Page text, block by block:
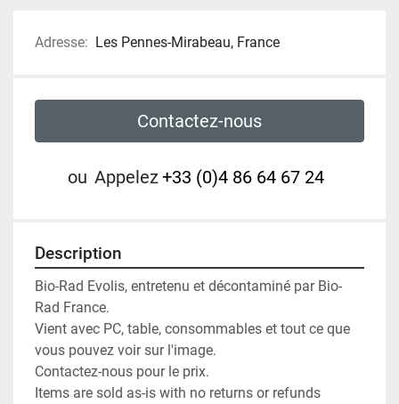
Adresse: Les Pennes-Mirabeau, France
Contactez-nous
ou Appelez+33 (0)4 86 64 67 24
Description
Bio-Rad Evolis, entretenu et décontaminé par Bio-
Rad France.
Vient avec PC, table, consommables et tout ce que
vous pouvez voir sur l'image.
Contactez-nous pour le prix.
Items are sold as-is with no returns or refunds